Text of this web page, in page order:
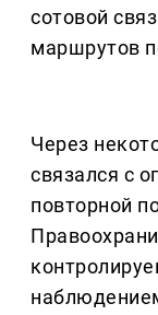
сотовой
маршрутов
Через
связался с
повторной